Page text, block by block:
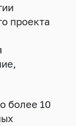
проекта
более 10